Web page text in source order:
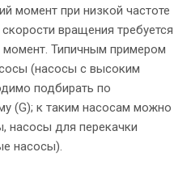
момент при низкой частоте
вращения требуется
Типичным примером
(насосы с высоким
подбирать по
(G); к таким насосам можно
насосы для перекачки
насосы).